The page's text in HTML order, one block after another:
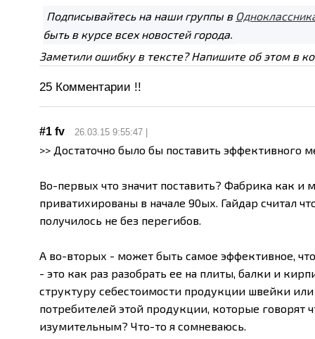
Подписывайтесь на наши группы в
быть в курсе всех новостей города.
Заметили ошибку в тексте? Напишите об этом в
25 Комментарии !!
#1 fv 26.03.15 9:55:47 |
>> Достаточно было бы поставить эффективного
Во-первых что значит поставить? Фабрика как и
приватихированы в начале 90ых. Гайдар считал
получилось не без перегибов.
А во-вторых - может быть самое эффективное,
- это как раз разобрать ее на плиты, балки и
структуру себестоимости продукции швейки
потребителей этой продукции, которые говорят
изумительным? Что-то я сомневаюсь.